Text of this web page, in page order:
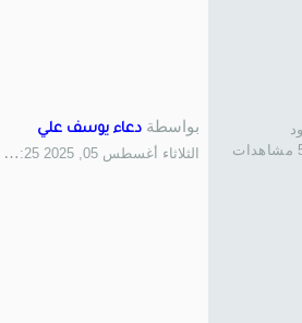
بواسطة دعاء يوسف علي
الثلاثاء أغسطس 05, 2025 1:25 am